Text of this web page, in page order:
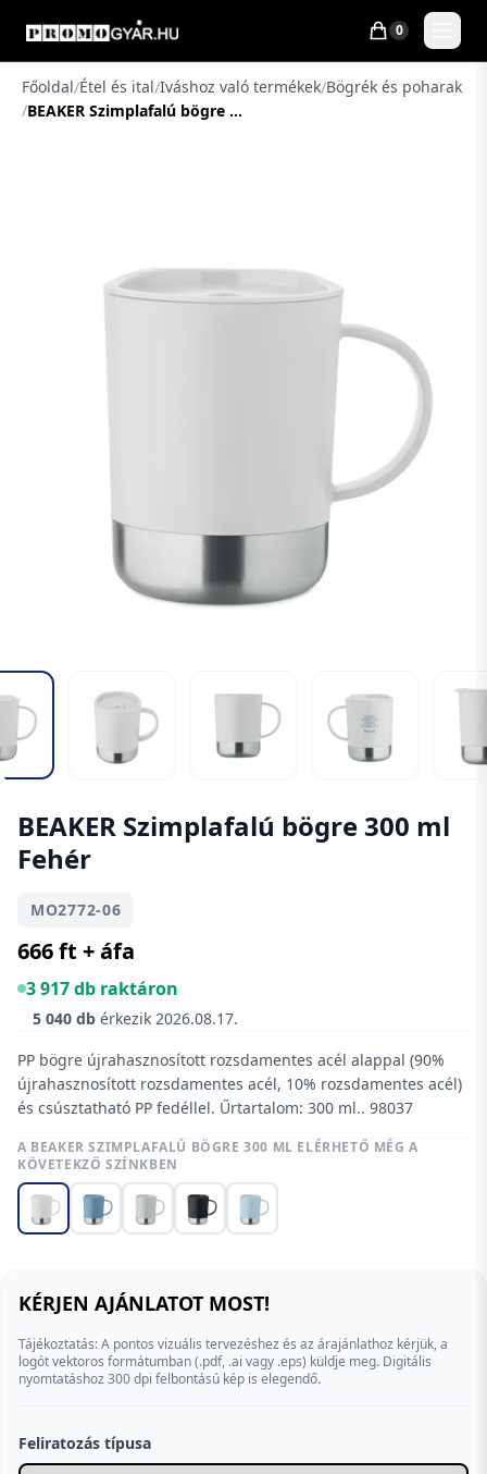
0
Főoldal/Étel és ital/Iváshoz való termékek/Bögrék és poharak
/
BEAKER Szimplafalú bögre 300 ml
BEAKER Szimplafalú bögre 300 ml
Fehér
MO2772-06
666 ft + áfa
3 917 db raktáron
5 040 db érkezik 2026.08.17.
PP bögre újrahasznosított rozsdamentes acél alappal (90%
újrahasznosított rozsdamentes acél, 10% rozsdamentes acél)
és csúsztatható PP fedéllel. Űrtartalom: 300 ml.. 98037
A BEAKER SZIMPLAFALÚ BÖGRE 300 ML ELÉRHETŐ MÉG A
KÖVETEKZŐ SZÍNKBEN
KÉRJEN AJÁNLATOT MOST!
Tájékoztatás: A pontos vizuális tervezéshez és az árajánlathoz kérjük, a
logót vektoros formátumban (.pdf, .ai vagy .eps) küldje meg. Digitális
nyomtatáshoz 300 dpi felbontású kép is elegendő.
Feliratozás típusa